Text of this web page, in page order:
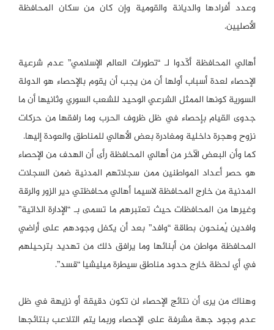
وعدد أفرادها والديانة والقومية وإن كان من سكان المحافظة
الأصليين.
أهالي المحافظة أكّدوا لـ “تطورات العالم الإسلامي” عدم شرعية
الإحصاء لعدة أسباب أولها أن من يجب أن يقوم بالإحصاء هو الدولة
السورية كونها الممثل الشرعي الوحيد للشعب السوري وثانيها أن ما
جدوى القيام بإحصاء في ظل ظروف الحرب وما رافقها من حركات
نزوح وهجرة داخلية ومغادرة بعض الأهالي للمناطق والعودة إليها.
كما وأن البعض الآخر من أهالي المحافظة رأى أن الهدف من الإحصاء
هو حصر أعداد المواطنين ممن سجلاتهم المدنية ضمن السجلات
المدنية من خارج المحافظة لاسيما أهالي محافظتي دير الزور والرقة
وغيرها من المحافظات حيث تعتبرهم ما تسمى بـ “الإدارة الذاتية”
وافدين يُمنحون بطاقة “وافد” بعد أن يكفل وجودهم على أراضي
المحافظة مواطن من أبنائها وما يرافق ذلك من تهديد بترحيلهم
في أي لحظة خارج حدود مناطق سيطرة ميليشيا “قسد”.
وهناك من يرى أن نتائج الإحصاء لن تكون دقيقة أو نزيهة في ظل
عدم وجود جهة مشرفة على الإحصاء وربما يتم التلاعب بنتائجها